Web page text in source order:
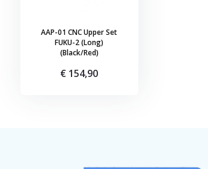
AAP-01 CNC Upper Set
FUKU-2 (Long)
(Black/Red)
€ 154,90